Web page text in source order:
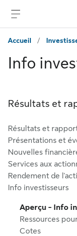
Accueil
/
Info
Résultats et
Résultats et
Présentations et
Nouvelles
Services aux
Rendement de
Info investisseurs
Aperçu - Info
Ressources
Cotes